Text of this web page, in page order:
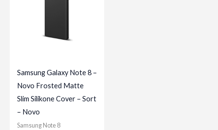
Samsung Galaxy Note 8 –
Novo Frosted Matte
Slim Silikone Cover – Sort
– Novo
Samsung Note 8